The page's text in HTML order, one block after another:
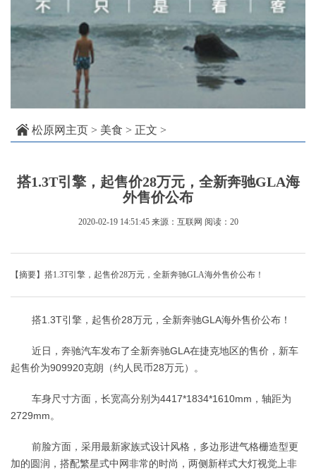
松原网主页 > 美食 > 正文 >
搭1.3T引擎，起售价28万元，全新奔驰GLA海
外售价公布
2020-02-19 14:51:45 来源：互联网 阅读：20
【摘要】搭1.3T引擎，起售价28万元，全新奔驰GLA海外售价公布！
搭1.3T引擎，起售价28万元，全新奔驰GLA海外售价公布！
近日，奔驰汽车发布了全新奔驰GLA在捷克地区的售价，新车
起售价为909920克朗（约人民币28万元）。
车身尺寸方面，长宽高分别为4417*1834*1610mm，轴距为
2729mm。
前脸方面，采用最新家族式设计风格，多边形进气格栅造型更
加的圆润，搭配繁星式中网非常的时尚，两侧新样式大灯视觉上非